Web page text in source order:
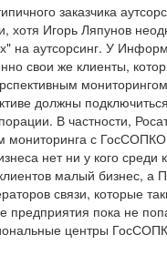
заказчика
Игорь Ляпунов
на аутсорсинг. У
свои же клиенты,
должны
В частности,
мониторинга с
нет ни у кого среди
малый бизнес, а
связи, которые
предприятия пока не
центры